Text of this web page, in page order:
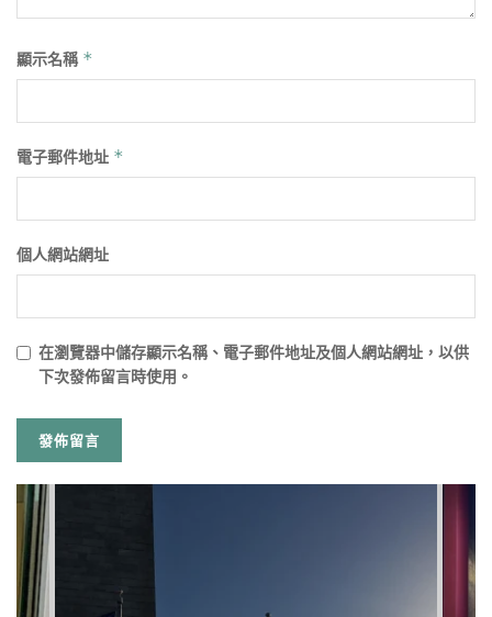
顯示名稱 *
電子郵件地址 *
個人網站網址
在瀏覽器中儲存顯示名稱、電子郵件地址及個人網站網址，以供
下次發佈留言時使用。